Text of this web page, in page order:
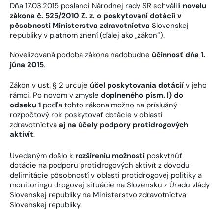
Dňa 17.03.2015 poslanci Národnej rady SR schválili novelu
zákona č. 525/2010 Z. z. o poskytovaní dotácií v
pôsobnosti Ministerstva zdravotníctva Slovenskej
republiky v platnom znení (ďalej ako „zákon“).
Novelizovaná podoba zákona nadobudne účinnosť dňa 1.
júna 2015.
Zákon v ust. § 2 určuje účel poskytovania dotácií v jeho
rámci. Po novom v zmysle doplneného písm. l) do
odseku 1 podľa tohto zákona možno na príslušný
rozpočtový rok poskytovať dotácie v oblasti
zdravotníctva aj na účely podpory protidrogových
aktivít.
Uvedeným došlo k rozšíreniu možnosti poskytnúť
dotácie na podporu protidrogových aktivít z dôvodu
delimitácie pôsobností v oblasti protidrogovej politiky a
monitoringu drogovej situácie na Slovensku z Úradu vlády
Slovenskej republiky na Ministerstvo zdravotníctva
Slovenskej republiky.